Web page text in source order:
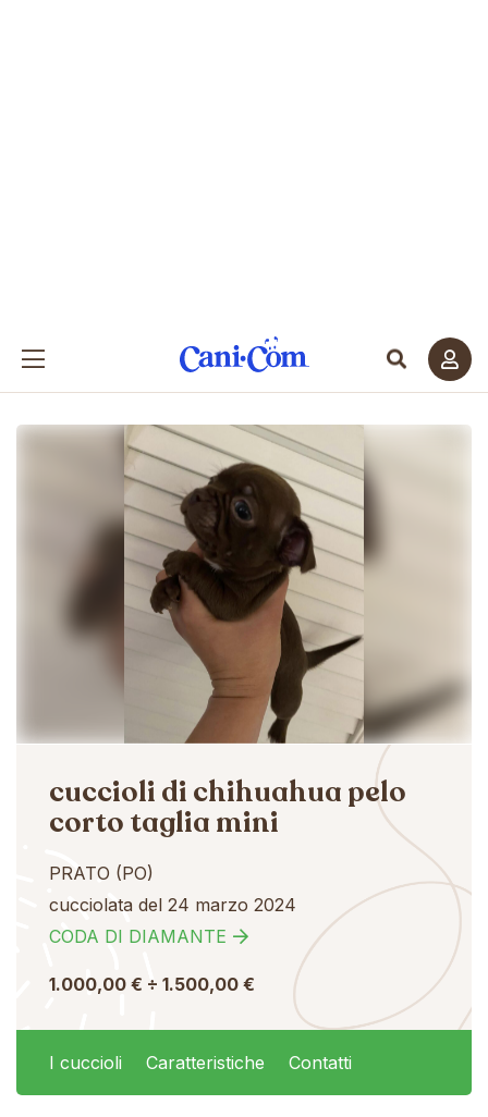
cuccioli di chihuahua pelo
corto taglia mini
PRATO (PO)
cucciolata del 24 marzo 2024
CODA DI DIAMANTE
1.000,00 € ÷ 1.500,00 €
I cuccioli Caratteristiche Contatti